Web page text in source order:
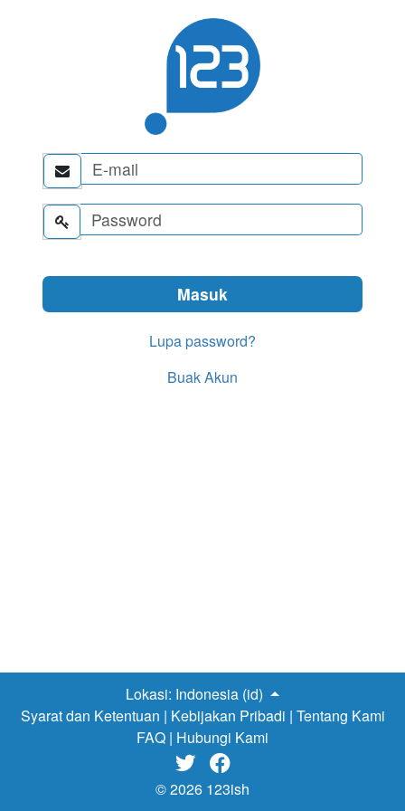


Lupa password?
Buak Akun
Lokasi: Indonesia (id)
Syarat dan Ketentuan | Kebijakan Pribadi | Tentang Kami
FAQ | Hubungi Kami
 
© 2026 123ish